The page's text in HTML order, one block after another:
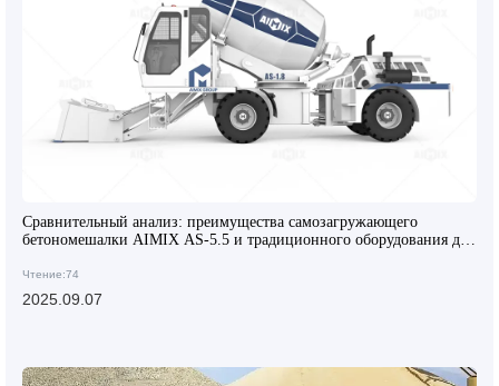
Сравнительный анализ: преимущества самозагружающего
бетономешалки AIMIX AS-5.5 и традиционного оборудования для
Чтение:74
2025.09.07